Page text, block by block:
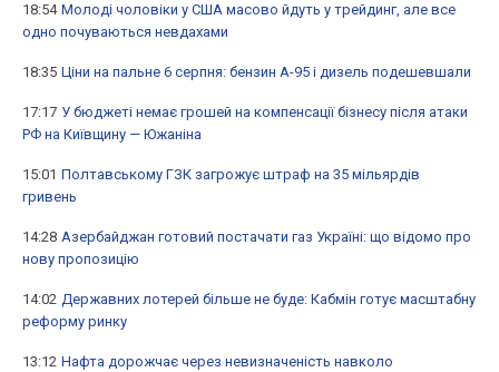
18:54 Молоді чоловіки у США масово йдуть у трейдинг, але все
одно почуваються невдахами
18:35 Ціни на пальне 6 серпня: бензин А-95 і дизель подешевшали
17:17 У бюджеті немає грошей на компенсації бізнесу після атаки
РФ на Київщину — Южаніна
15:01 Полтавському ГЗК загрожує штраф на 35 мільярдів
гривень
14:28 Азербайджан готовий постачати газ Україні: що відомо про
нову пропозицію
14:02 Державних лотерей більше не буде: Кабмін готує масштабну
реформу ринку
13:12 Нафта дорожчає через невизначеність навколо